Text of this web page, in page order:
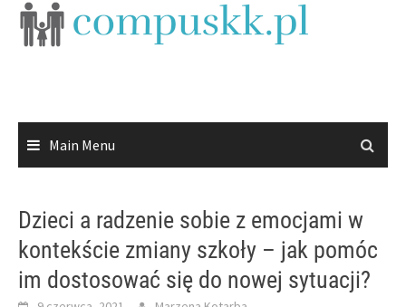
Skip
Main Menu
Dzieci a radzenie sobie z emocjami w
kontekście zmiany szkoły – jak pomóc
im dostosować się do nowej sytuacji?